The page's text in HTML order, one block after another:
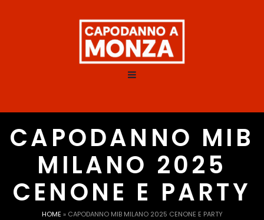
CAPODANNO MIB
MILANO 2025
CENONE E PARTY
HOME » CAPODANNO MIB MILANO 2025 CENONE E PARTY